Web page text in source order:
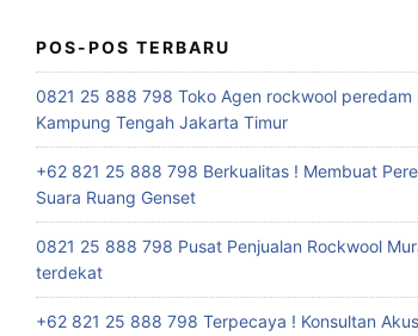
POS-POS TERBARU
0821 25 888 798 Toko Agen rockwool peredam
Kampung Tengah Jakarta Timur
+62 821 25 888 798 Berkualitas ! Membuat
Suara Ruang Genset
0821 25 888 798 Pusat Penjualan Rockwool
terdekat
+62 821 25 888 798 Terpecaya ! Konsultan